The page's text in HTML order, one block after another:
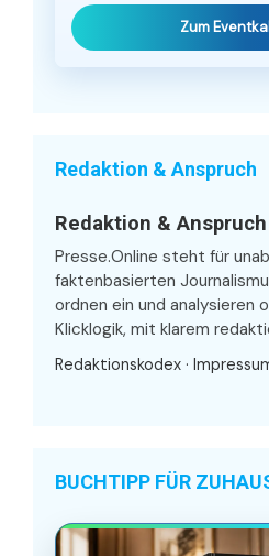
Zum
Redaktion & Anspruch
Redaktion & Anspruch
Presse.Online steht für
faktenbasierten
ordnen ein und analysieren
Klicklogik, mit klarem
Redaktionskodex ·
BUCHTIPP FÜR